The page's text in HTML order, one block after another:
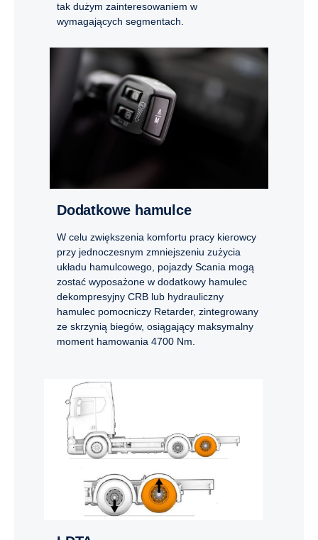
tak dużym zainteresowaniem w
wymagających segmentach.
Dodatkowe hamulce
W celu zwiększenia komfortu pracy kierowcy
przy jednoczesnym zmniejszeniu zużycia
układu hamulcowego, pojazdy Scania mogą
zostać wyposażone w dodatkowy hamulec
dekompresyjny CRB lub hydrauliczny
hamulec pomocniczy Retarder, zintegrowany
ze skrzynią biegów, osiągający maksymalny
moment hamowania 4700 Nm.